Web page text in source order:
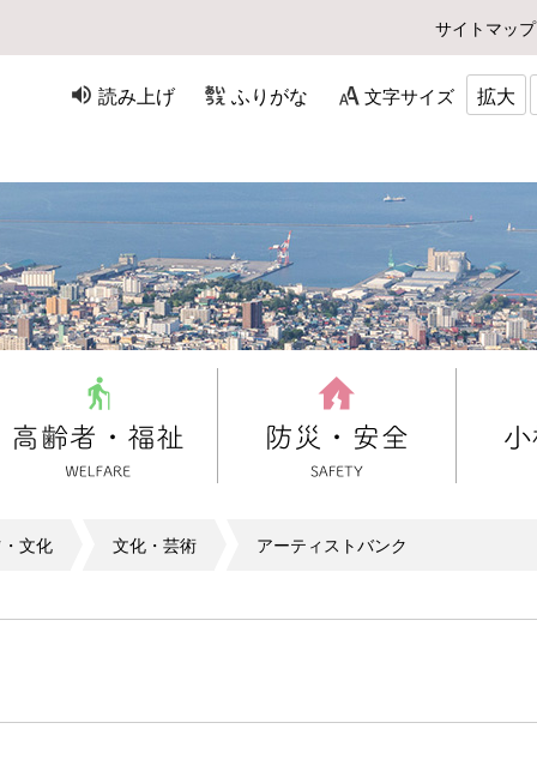
サイトマップ
読み上げ ふりがな 文字サイズ 拡大
文化 文化・芸術 アーティストバンク